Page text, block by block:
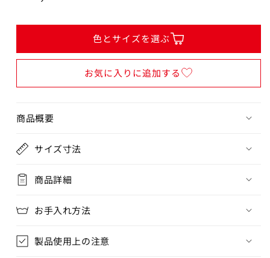
色とサイズを選ぶ
お気に入りに追加する
商品概要
サイズ寸法
商品詳細
お手入れ方法
製品使用上の注意